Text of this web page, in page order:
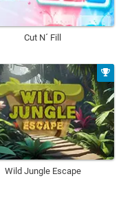
Cut N´ Fill
Wild Jungle Escape